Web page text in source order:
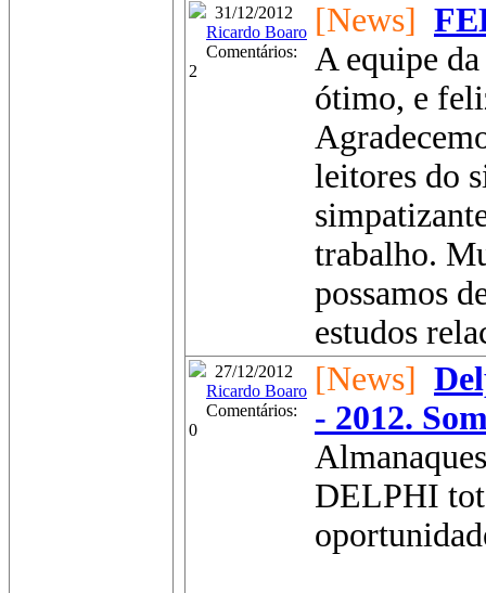
31/12/2012
Ricardo Boaro
Comentários:
2
[News]
A equipe
ótimo, e
leitores do
trabalho.
possamos
estudos
27/12/2012
Ricardo Boaro
Comentários:
0
[News]
- 2012.
DELPHI